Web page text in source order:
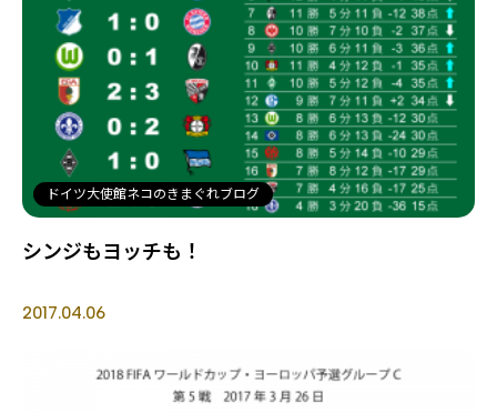
ドイツ大使館ネコのきまぐれブログ
シンジもヨッチも！
2017.04.06